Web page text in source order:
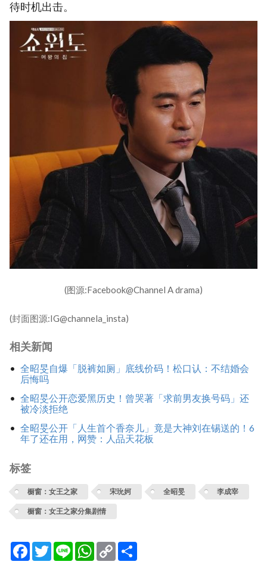
待时机出击。
(图源:Facebook@Channel A drama)
(封面图源:IG@channela_insta)
相关新闻
全昭旻自爆「脱裤如厕」底线价码！松口认：不结婚会
后悔吗
全昭旻公开恋爱黑历史！曾哭著「求前男友换号码」还
被冷淡拒绝
全昭旻公开「人生首个香奈儿」竟是大神刘在锡送的！6
年了还在用，网赞：人品天花板
标签
橱窗：女王之家 宋玧妸 全昭旻 李成宰
橱窗：女王之家分集剧情
Facebook
TwitterLine WhatsApp
Copy
Link